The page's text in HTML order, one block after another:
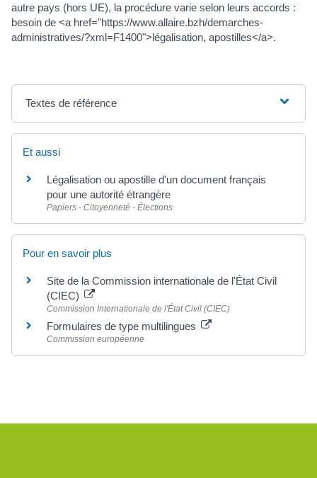
autre pays (hors UE), la procédure varie selon leurs accords :
besoin de <a href="https://www.allaire.bzh/demarches-
administratives/?xml=F1400">légalisation, apostilles</a>.
Textes de référence
Et aussi
Légalisation ou apostille d'un document français
pour une autorité étrangère
Papiers - Citoyenneté - Élections
Pour en savoir plus
Site de la Commission internationale de l'État Civil
(CIEC)
Commission Internationale de l'État Civil (CIEC)
Formulaires de type multilingues
Commission européenne